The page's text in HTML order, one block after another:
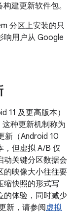
建更新软件包。
分区上安装的只
响用户从 Google
11 及更高版本）
种更新机制称为
新（Android 10
，但虚拟 A/B 仅
动关键分区数据会
的映像大小往往要
缩快照的形式写
的体验，同时减少
新，请参阅虚拟